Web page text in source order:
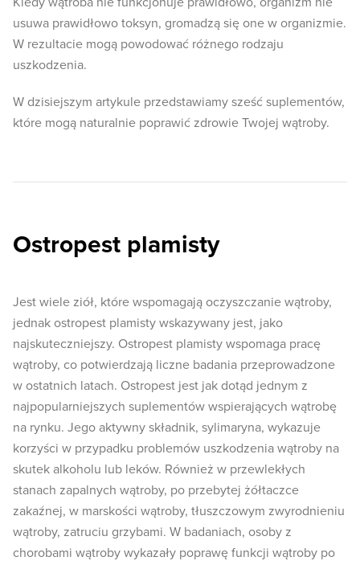
usuwa prawidłowo toksyn, gromadzą się one w organizmie.
W rezultacie mogą powodować różnego rodzaju
uszkodzenia.
W dzisiejszym artykule przedstawiamy sześć suplementów,
które mogą naturalnie poprawić zdrowie Twojej wątroby.
Ostropest plamisty
Jest wiele ziół, które wspomagają oczyszczanie wątroby,
jednak ostropest plamisty wskazywany jest, jako
najskuteczniejszy. Ostropest plamisty wspomaga pracę
wątroby, co potwierdzają liczne badania przeprowadzone
w ostatnich latach. Ostropest jest jak dotąd jednym z
najpopularniejszych suplementów wspierających wątrobę
na rynku. Jego aktywny składnik, sylimaryna, wykazuje
korzyści w przypadku problemów uszkodzenia wątroby na
skutek alkoholu lub leków. Również w przewlekłych
stanach zapalnych wątroby, po przebytej żółtaczce
zakaźnej, w marskości wątroby, tłuszczowym zwyrodnieniu
wątroby, zatruciu grzybami. W badaniach, osoby z
chorobami wątroby wykazały poprawę funkcji wątroby po